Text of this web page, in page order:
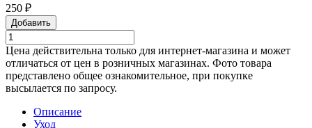
250 ₽
Добавить
Цена действительна только для интернет-магазина и может
отличаться от цен в розничных магазинах. Фото товара
представлено общее ознакомительное, при покупке
высылается по запросу.
Описание
Уход